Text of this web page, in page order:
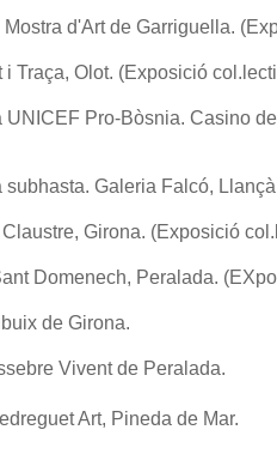
Mostra d'Art de Garriguella.
i Traça, Olot. (Exposició
UNICEF Pro-Bòsnia. Casino
subhasta. Galeria Falcó,
Girona. (Exposició
Domenech, Peralada.
de Girona.
Vivent de Peralada.
Art, Pineda de Mar.